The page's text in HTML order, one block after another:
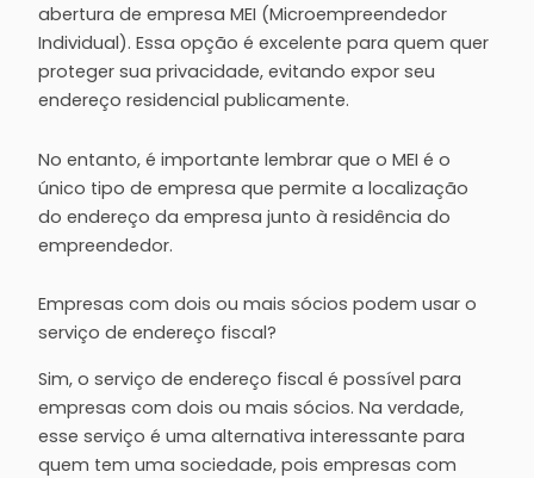
abertura de empresa MEI (Microempreendedor
Individual). Essa opção é excelente para quem quer
proteger sua privacidade, evitando expor seu
endereço residencial publicamente.
No entanto, é importante lembrar que o MEI é o
único tipo de empresa que permite a localização
do endereço da empresa junto à residência do
empreendedor.
Empresas com dois ou mais sócios podem usar o
serviço de endereço fiscal?
Sim, o serviço de endereço fiscal é possível para
empresas com dois ou mais sócios. Na verdade,
esse serviço é uma alternativa interessante para
quem tem uma sociedade, pois empresas com